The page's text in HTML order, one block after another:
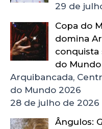
29 de
Copa do
domina
conquista
do Mundo
Arquibancada,
do Mundo 2026
28 de julho de 2026
Ângulos: